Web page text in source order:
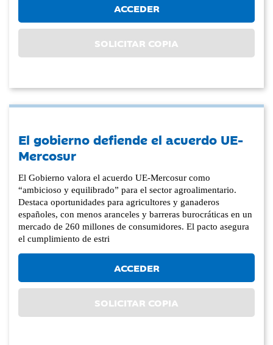
ACCEDER
SOLICITAR COPIA
El gobierno defiende el acuerdo UE-
Mercosur
El Gobierno valora el acuerdo UE-Mercosur como
“ambicioso y equilibrado” para el sector agroalimentario.
Destaca oportunidades para agricultores y ganaderos
españoles, con menos aranceles y barreras burocráticas en un
mercado de 260 millones de consumidores. El pacto asegura
el cumplimiento de estri
ACCEDER
SOLICITAR COPIA